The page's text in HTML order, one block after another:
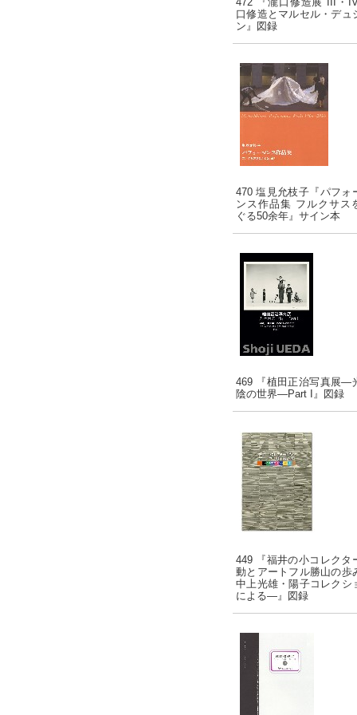
口修造とマルセル・デュ
ン』図録
470 塩見允枝子『パフォ
ンス作品集 フルクサス
ぐる50余年』サイン本
469 『植田正治写真展―
陰の世界―Part I』図録
449 『福井の小コレクタ
動とアートフル勝山の
中上光雄・陽子コレクシ
による―』図録